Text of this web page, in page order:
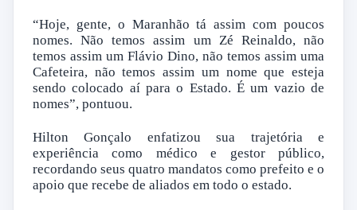
“Hoje, gente, o Maranhão tá assim com poucos
nomes. Não temos assim um Zé Reinaldo, não
temos assim um Flávio Dino, não temos assim uma
Cafeteira, não temos assim um nome que esteja
sendo colocado aí para o Estado. É um vazio de
nomes”, pontuou.
Hilton Gonçalo enfatizou sua trajetória e
experiência como médico e gestor público,
recordando seus quatro mandatos como prefeito e o
apoio que recebe de aliados em todo o estado.